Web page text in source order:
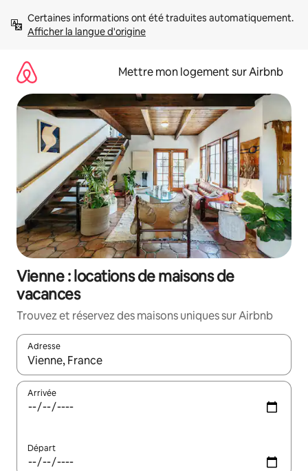
directement
Afficher la langue d'origine
Mettre mon logement sur Airbnb
Vienne : locations de maisons de
vacances
Trouvez et réservez des maisons uniques sur Airbnb
Adresse
Lorsque les résultats s'affichent, utilisez les flèches vers le
Arrivée
Départ